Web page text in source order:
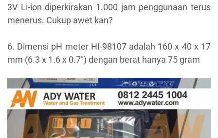
3V Li-ion diperkirakan 1.000 jam penggunaan terus
menerus. Cukup awet kan?
6. Dimensi pH meter HI-98107 adalah 160 x 40 x 17
mm (6.3 x 1.6 x 0.7") dengan berat hanya 75 gram